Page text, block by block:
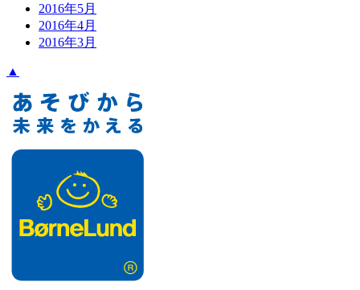
2016年5月
2016年4月
2016年3月
▲